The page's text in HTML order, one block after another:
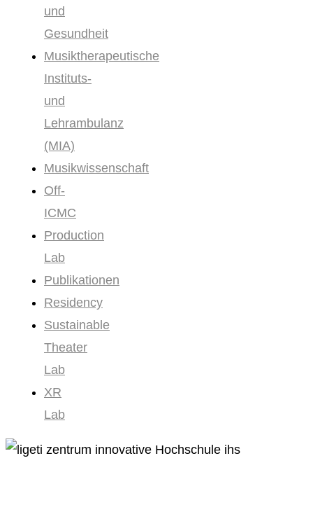
und
Gesundheit
Musiktherapeutische
Instituts-
und
Lehrambulanz
(MIA)
Musikwissenschaft
Off-
ICMC
Production
Lab
Publikationen
Residency
Sustainable
Theater
Lab
XR
Lab